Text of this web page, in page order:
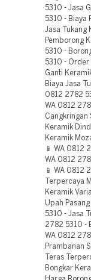
5310 - Jasa
5310 - Biaya
Jasa Tukang
Pemborong
5310 -
5310 - Order
Ganti
Biaya Jasa
0812 2782
WA 0812
Cangkringan
Keramik
Keramik
📱 WA 0812 2782 5310 - Jasa Pasang Keramik Model Catur Kalasan Sleman 📱 WA 0812 2782 5310 - Biaya Jasa Tukang Pasang Keramik 50 x 50 Mlati Sleman 📱 WA 0812 2782 5310 - Biaya Borongan Tenaga Pasang Keramik Tembok Terpercaya Minggir Sleman 📱 WA 0812 2782 5310 - Estimasi Biaya Renovasi Keramik Variasi Terpercaya Kalasan Sleman 📱 WA 0812 2782 5310 - Harga Upah Pasang Keramik Variasi Terpercaya Tempel Sleman 📱 WA 0812 2782 5310 - Jasa Tukang Keramik Wastafel Terpercaya Kalasan Sleman 📱 WA 0812 2782 5310 - Borongan Pekerjaan Keramik Tembok Murah Gamping Sleman 📱 WA 0812 2782 5310 - Borongan Pekerjaan Keramik Wastafel Terpercaya Prambanan Sleman 📱 WA 0812 2782 5310 - Jasa Pasang Keramik Dinding Teras Terpercaya Seyegan Sleman 📱 WA 0812 2782 5310 - Harga Satuan Bongkar Keramik Hexagonal Prambanan Sleman 📱 WA 0812 2782 5310 - Harga Borongan Keramik Dinding Terpercaya Gamping Sleman 📱 WA 0812 2782 5310 - Borongan Pekerjaan Keramik Kamar Tidur Murah Seyegan Sleman 📱 WA 0812 2782 5310 - Harga Borongan Keramik Bak Kamar Mandi Godean Sleman 📱 WA 0812 2782 5310 - Pusat Pasang Keramik 40 x 40 Terpercaya Godean Sleman 📱 WA 0812 2782 5310 - Pusat Pasang Keramik Dinding Kamar Mandi Turi Sleman 📱 WA 0812 2782 5310 - Borongan Pekerjaan Keramik Granit Depok Sleman 📱 WA 0812 2782 5310 - Pusat Pasang Keramik 40 x 40 Pakem Sleman 📱 WA 0812 2782 5310 - Jasa Pasang Keramik Motif Garis Murah Minggir Sleman 📱 WA 0812 2782 5310 - Tempat Pasang Keramik Motif Garis Murah Godean Sleman 📱 WA 0812 2782 5310 - Anggaran Dana Pemasangan Keramik Granit Murah Gamping Sleman 📱 WA